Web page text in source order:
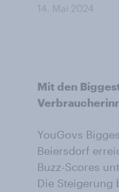
14. Mai 2024
Mit den
YouGovs
Beiersdorf
Buzz-Scores
Die Steigerung